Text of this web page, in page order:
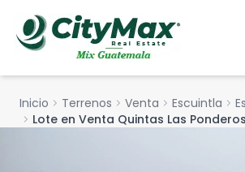
Inicio chevron_right Terrenos chevron_right Venta chevron_right Escuintla chevron_right
chevron_right Lote en Venta Quintas Las